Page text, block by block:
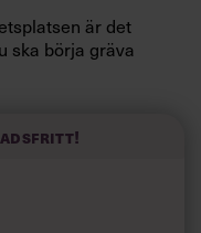
är det
ska börja gräva